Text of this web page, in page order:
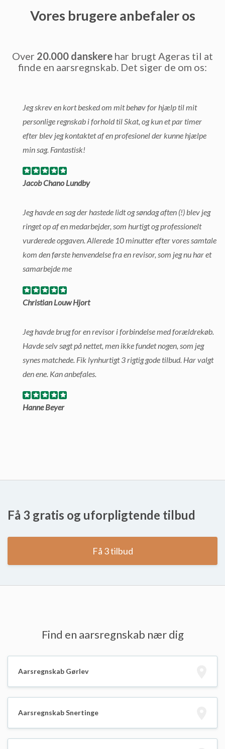
Vores brugere anbefaler os
Over 20.000 danskere har brugt Ageras til at
finde en aarsregnskab. Det siger de om os:
Jeg skrev en kort besked om mit behøv for hjælp til mit
personlige regnskab i forhold til Skat, og kun et par timer
efter blev jeg kontaktet af en profesionel der kunne hjælpe
min sag. Fantastisk!
Jacob Chano Lundby
Jeg havde en sag der hastede lidt og søndag aften (!) blev jeg
ringet op af en medarbejder, som hurtigt og professionelt
vurderede opgaven. Allerede 10 minutter efter vores samtale
kom den første henvendelse fra en revisor, som jeg nu har et
samarbejde me
Christian Louw Hjort
Jeg havde brug for en revisor i forbindelse med forældrekøb.
Havde selv søgt på nettet, men ikke fundet nogen, som jeg
synes matchede. Fik lynhurtigt 3 rigtig gode tilbud. Har valgt
den ene. Kan anbefales.
Hanne Beyer
Få 3 gratis og uforpligtende tilbud
Få 3 tilbud
Find en aarsregnskab nær dig
Aarsregnskab Gørlev
Aarsregnskab Snertinge